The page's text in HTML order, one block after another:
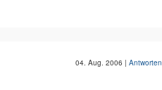
04. Aug. 2006 | Antworten